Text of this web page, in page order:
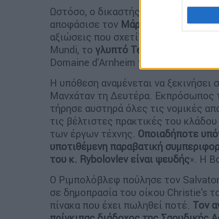
Ωστόσο, ο δικαστής του
αποφάσισε τον Μάρτιο του 2023ότι
αξιώσεις που σχετίζονται με απάτη
Mundi, το γλυπτό Tete του Μοντιλιάνι
Domaine d'Arnheim του Μαγκρίτ.
Η υπόθεση αναμένεται να
Μανχάταν τη Δευτέρα. Εκπρόσωπος
τήρησε αυστηρά όλες τις νομικές
τις βέλτιστες πρακτικές του
των έργων τέχνης. Οποιαδήποτε
υποτιθέμενη παραβατική
του κ. Rybolovlev είναι ψευδής». Η
Ο Ριμπολόβλεφ πούλησε τον
σε δημοπρασία του οίκου Christie's
πίνακα που έχει πωληθεί ποτέ. Τον